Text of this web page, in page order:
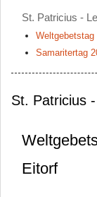
St. Patricius -
Samaritertag
St. Patricius
Eitorf